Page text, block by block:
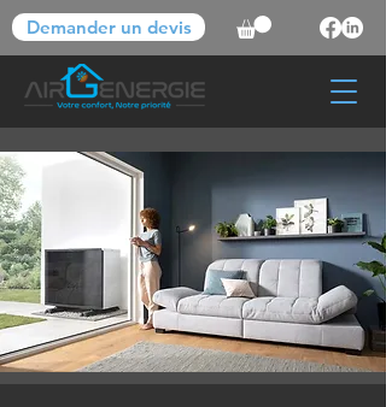
Demander un devis